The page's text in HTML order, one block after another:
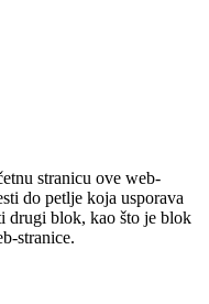
stranicu ove web-
do petlje koja usporava
drugi blok, kao što je blok
stranice.